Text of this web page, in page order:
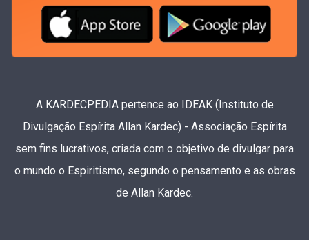
A KARDECPEDIA pertence ao IDEAK (Instituto de
Divulgação Espírita Allan Kardec) - Associação Espírita
sem fins lucrativos, criada com o objetivo de divulgar para
o mundo o Espiritismo, segundo o pensamento e as obras
de Allan Kardec.